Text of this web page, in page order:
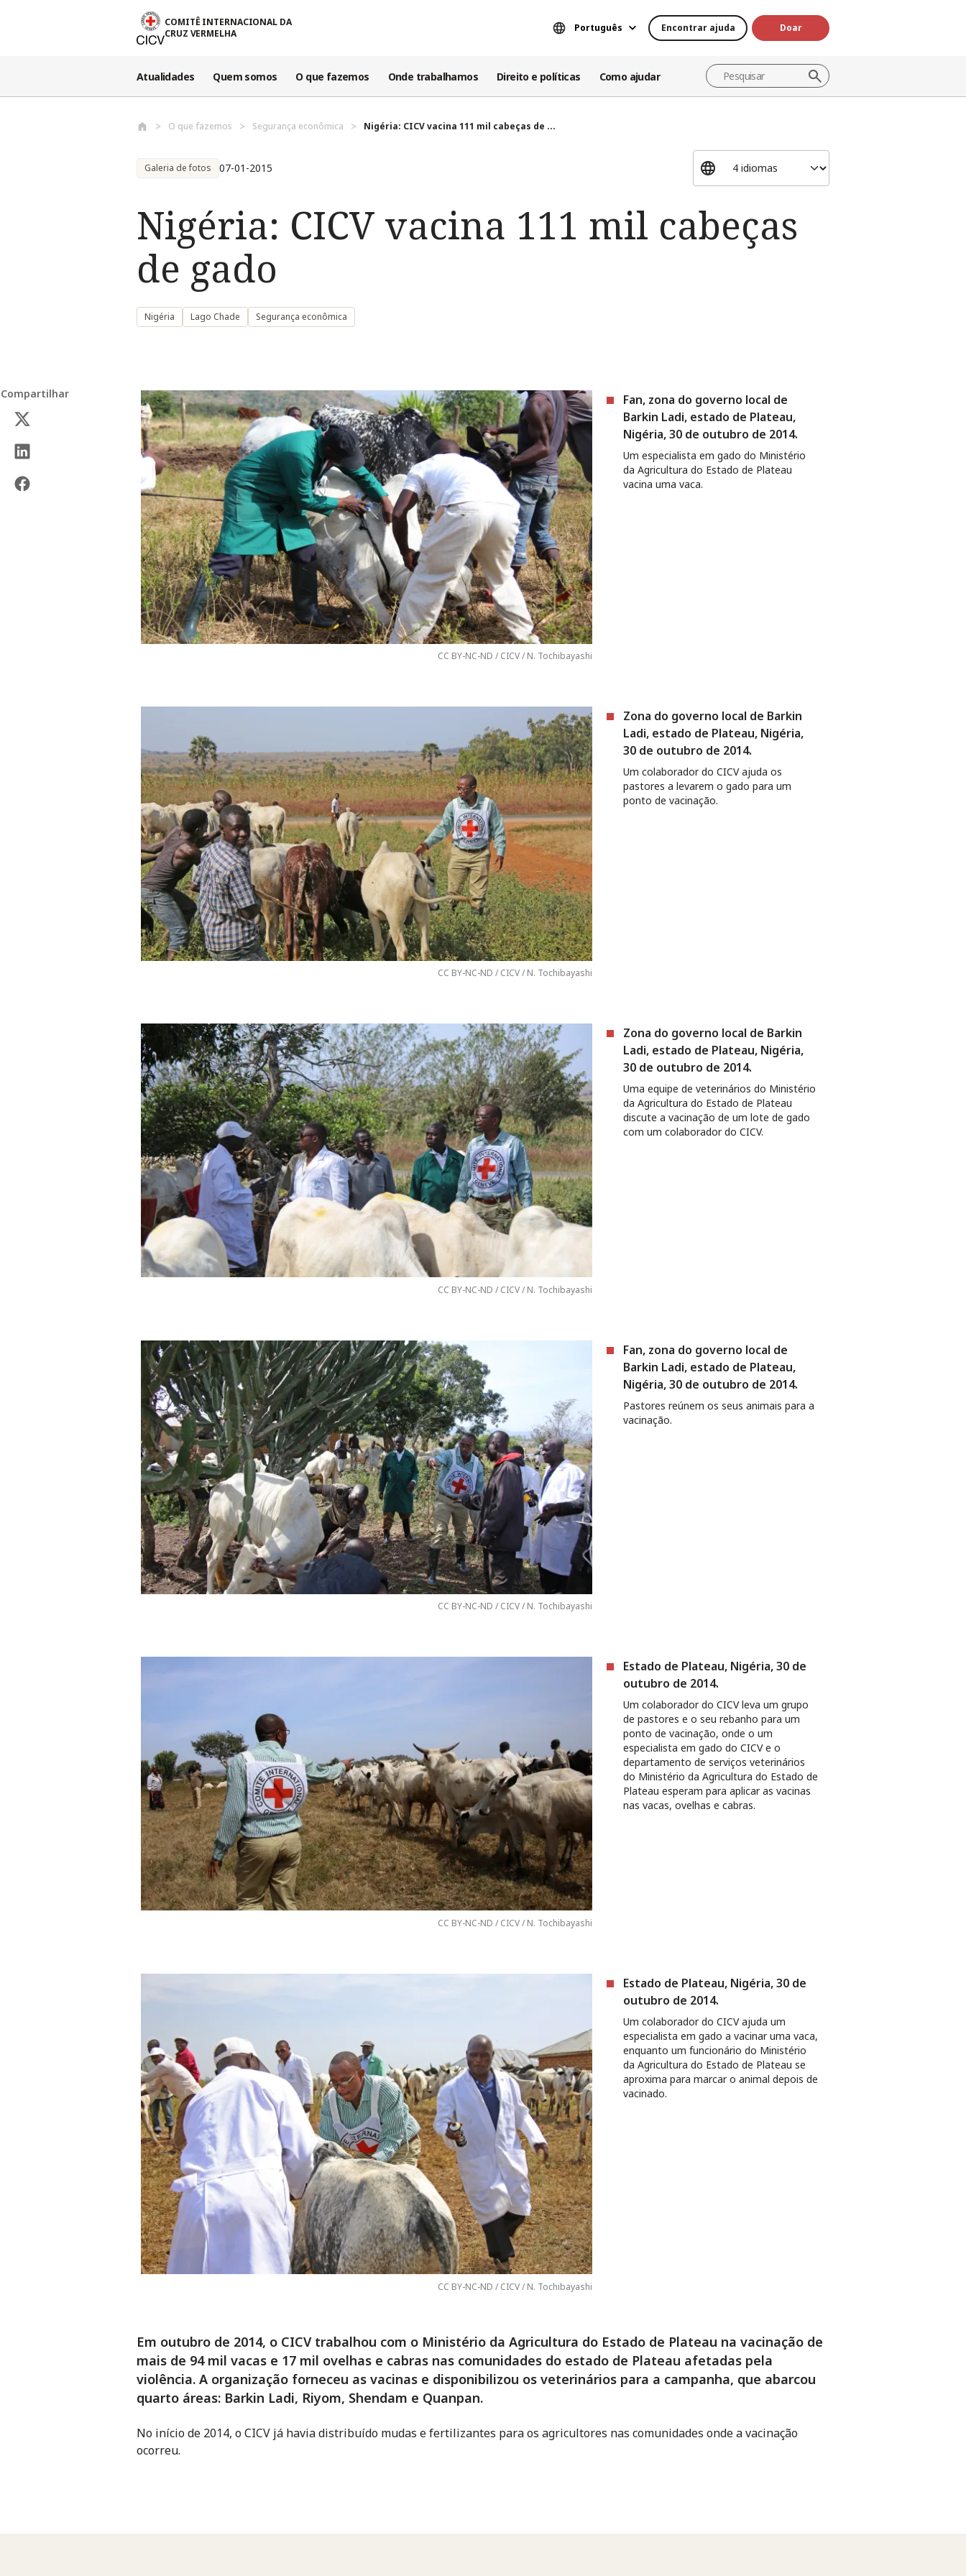
Passar para o conteúdo principal
COMITÊ INTERNACIONAL DA
CRUZ VERMELHA
Português Encontrar ajuda Doar
Atualidades Quem somos O que fazemos Onde trabalhamos Direito e políticas Como ajudar
O que fazemos Segurança econômica Nigéria: CICV vacina 111 mil cabeças de ...
Galeria de fotos 07-01-2015
Nigéria: CICV vacina 111 mil cabeças
de gado
Nigéria Lago Chade Segurança econômica
Compartilhar
CC BY-NC-ND / CICV / N. Tochibayashi
Fan, zona do governo local de
Barkin Ladi, estado de Plateau,
Nigéria, 30 de outubro de 2014.
Um especialista em gado do Ministério
da Agricultura do Estado de Plateau
vacina uma vaca.
CC BY-NC-ND / CICV / N. Tochibayashi
Zona do governo local de Barkin
Ladi, estado de Plateau, Nigéria,
30 de outubro de 2014.
Um colaborador do CICV ajuda os
pastores a levarem o gado para um
ponto de vacinação.
CC BY-NC-ND / CICV / N. Tochibayashi
Zona do governo local de Barkin
Ladi, estado de Plateau, Nigéria,
30 de outubro de 2014.
Uma equipe de veterinários do Ministério
da Agricultura do Estado de Plateau
discute a vacinação de um lote de gado
com um colaborador do CICV.
CC BY-NC-ND / CICV / N. Tochibayashi
Fan, zona do governo local de
Barkin Ladi, estado de Plateau,
Nigéria, 30 de outubro de 2014.
Pastores reúnem os seus animais para a
vacinação.
CC BY-NC-ND / CICV / N. Tochibayashi
Estado de Plateau, Nigéria, 30 de
outubro de 2014.
Um colaborador do CICV leva um grupo
de pastores e o seu rebanho para um
ponto de vacinação, onde o um
especialista em gado do CICV e o
departamento de serviços veterinários
do Ministério da Agricultura do Estado de
Plateau esperam para aplicar as vacinas
nas vacas, ovelhas e cabras.
CC BY-NC-ND / CICV / N. Tochibayashi
Estado de Plateau, Nigéria, 30 de
outubro de 2014.
Um colaborador do CICV ajuda um
especialista em gado a vacinar uma vaca,
enquanto um funcionário do Ministério
da Agricultura do Estado de Plateau se
aproxima para marcar o animal depois de
vacinado.
Em outubro de 2014, o CICV trabalhou com o Ministério da Agricultura do Estado de Plateau na vacinação de
mais de 94 mil vacas e 17 mil ovelhas e cabras nas comunidades do estado de Plateau afetadas pela
violência. A organização forneceu as vacinas e disponibilizou os veterinários para a campanha, que abarcou
quarto áreas: Barkin Ladi, Riyom, Shendam e Quanpan.
No início de 2014, o CICV já havia distribuído mudas e fertilizantes para os agricultores nas comunidades onde a vacinação
ocorreu.